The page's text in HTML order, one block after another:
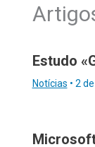
Estudo
Notícias • 2